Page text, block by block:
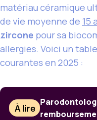
matériau céramique
de vie moyenne de 15
zircone pour sa
allergies. Voici un
courantes en 2025 :
À lire